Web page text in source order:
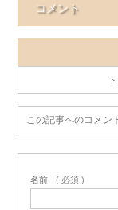
コメント
この記事へのコメン
名前 ( 必須 )